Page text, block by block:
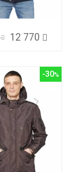
12 770
-30